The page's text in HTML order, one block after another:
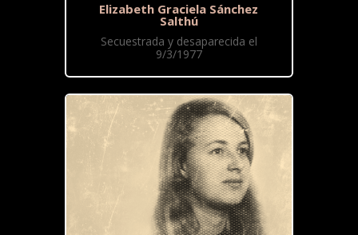
Elizabeth Graciela Sánchez
Salthú
Secuestrada y desaparecida el
9/3/1977